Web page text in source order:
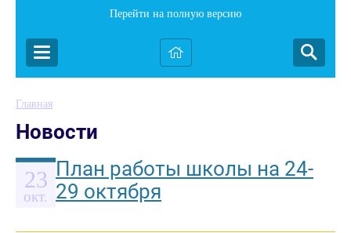
Перейти на полную версию
Главная
Новости
23
окт.
План работы школы на 24-
29 октября